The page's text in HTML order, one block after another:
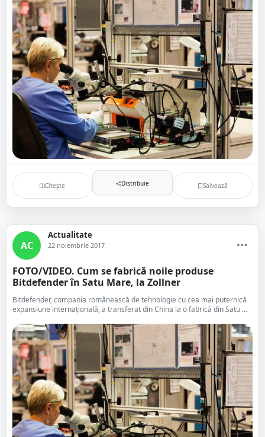
Citește Distribuie Salvează
AC
Actualitate
22 noiembrie 2017
FOTO/VIDEO. Cum se fabrică noile produse
Bitdefender în Satu Mare, la Zollner
Bitdefender, compania românească de tehnologie cu cea mai puternică
expansiune internaţională, a transferat din China la o fabrică din Satu ...